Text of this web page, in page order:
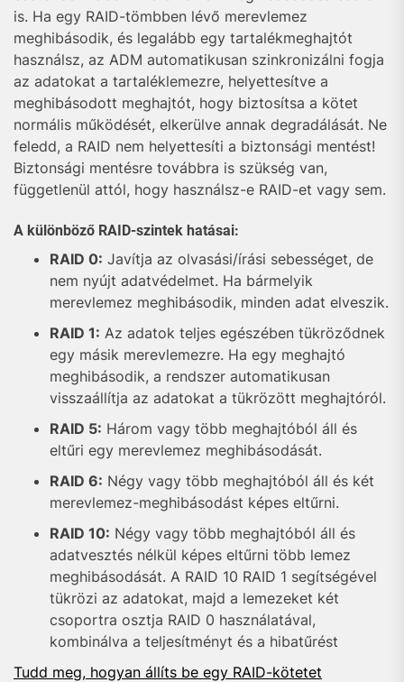
is. Ha egy RAID-tömbben lévő merevlemez
meghibásodik, és legalább egy tartalékmeghajtót
használsz, az ADM automatikusan szinkronizálni fogja
az adatokat a tartaléklemezre, helyettesítve a
meghibásodott meghajtót, hogy biztosítsa a kötet
normális működését, elkerülve annak degradálását. Ne
feledd, a RAID nem helyettesíti a biztonsági mentést!
Biztonsági mentésre továbbra is szükség van,
függetlenül attól, hogy használsz-e RAID-et vagy sem.
A különböző RAID-szintek hatásai:
RAID 0: Javítja az olvasási/írási sebességet, de
nem nyújt adatvédelmet. Ha bármelyik
merevlemez meghibásodik, minden adat elveszik.
RAID 1: Az adatok teljes egészében tükröződnek
egy másik merevlemezre. Ha egy meghajtó
meghibásodik, a rendszer automatikusan
visszaállítja az adatokat a tükrözött meghajtóról.
RAID 5: Három vagy több meghajtóból áll és
eltűri egy merevlemez meghibásodását.
RAID 6: Négy vagy több meghajtóból áll és két
merevlemez-meghibásodást képes eltűrni.
RAID 10: Négy vagy több meghajtóból áll és
adatvesztés nélkül képes eltűrni több lemez
meghibásodását. A RAID 10 RAID 1 segítségével
tükrözi az adatokat, majd a lemezeket két
csoportra osztja RAID 0 használatával,
kombinálva a teljesítményt és a hibatűrést
Tudd meg, hogyan állíts be egy RAID-kötetet